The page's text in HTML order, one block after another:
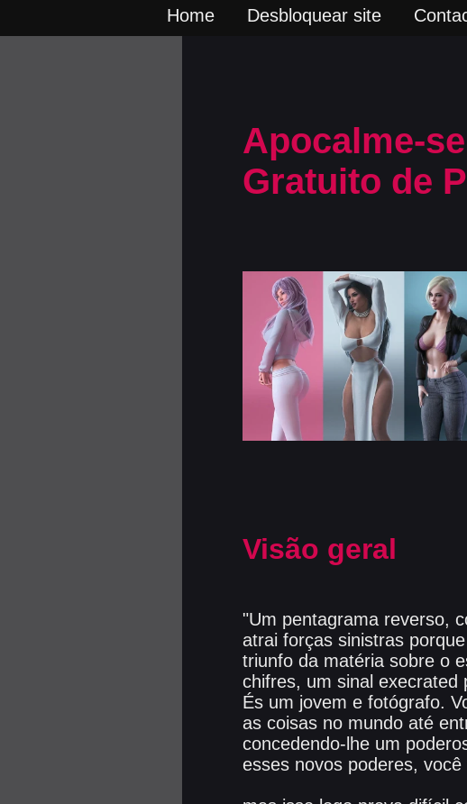
Home Desbloquear site
Apocalme-
Gratuito de
Visão geral
"Um pentagrama reverso,
atrai forças sinistras
triunfo da matéria sobre o
chifres, um sinal execrated
És um jovem e fotógrafo.
as coisas no mundo até
concedendo-lhe um
esses novos poderes,